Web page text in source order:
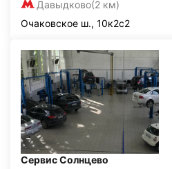
Давыдково(2 км)
Очаковское ш., 10к2с2
Сервис Солнцево